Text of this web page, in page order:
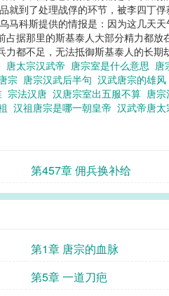
就到了处理战俘的环节，被李四丁
马科斯提供的情报是：因为这几天
占据那里的斯基泰人大部分精力都
力都不足，无法抵御斯基泰人的长
唐太宗汉武帝 唐宗室是什么意思 唐
宗 唐宗汉武后半句 汉武唐宗的雄风
宗法汉唐 汉唐宗室出五服不算 唐
汉祖唐宗是哪一朝皇帝 汉武帝唐
第457章 佣兵换补给
第1章 唐宗的血脉
第5章 一道刀疤